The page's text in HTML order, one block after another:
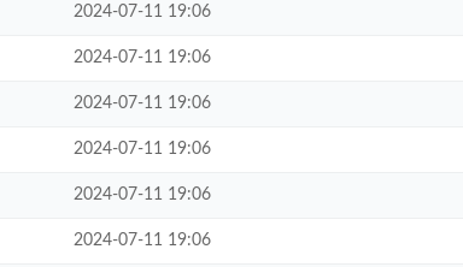
2024-07-11 19:06
2024-07-11 19:06
2024-07-11 19:06
2024-07-11 19:06
2024-07-11 19:06
2024-07-11 19:06